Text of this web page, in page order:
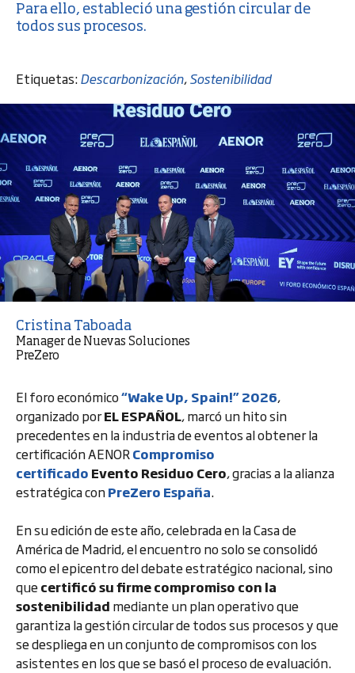
Para ello, estableció una gestión circular de
todos sus procesos.
Etiquetas:Descarbonización,Sostenibilidad
Cristina Taboada
Manager de Nuevas Soluciones
PreZero
El foro económico“Wake Up, Spain!” 2026,
organizado porEL ESPAÑOL, marcó un hito sin
precedentes en la industria de eventos al obtener la
certificación AENORCompromiso
certificado Evento Residuo Cero, gracias a la alianza
estratégica conPreZero España.
En su edición de este año, celebrada en la Casa de
América de Madrid, el encuentro no solo se consolidó
como el epicentro del debate estratégico nacional, sino
quecertificó su firme compromiso con la
sostenibilidad mediante un plan operativo que
garantiza la gestión circular de todos sus procesos y que
se despliega en un conjunto de compromisos con los
asistentes en los que se basó el proceso de evaluación.